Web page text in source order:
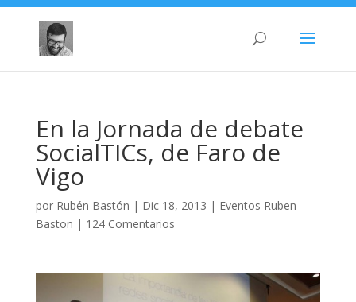
En la Jornada de debate
SocialTICs, de Faro de
Vigo
por Rubén Bastón | Dic 18, 2013 | Eventos Ruben
Baston | 124 Comentarios